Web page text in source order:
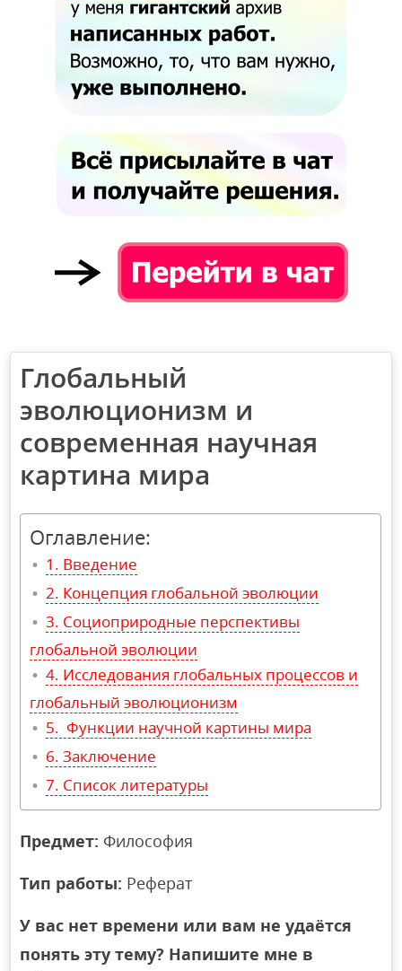
Глобальный
эволюционизм и
современная научная
картина мира
Оглавление:
Введение
Концепция глобальной эволюции
Социоприродные перспективы
глобальной эволюции
Исследования глобальных процессов и
глобальный эволюционизм
Функции научной картины мира
Заключение
Список литературы
Предмет: Философия
Тип работы: Реферат
У вас нет времени или вам не удаётся
понять эту тему? Напишите мне в